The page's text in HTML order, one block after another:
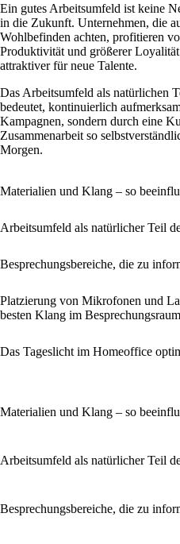
Ein gutes Arbeitsumfeld ist keine
in die Zukunft. Unternehmen, die
Wohlbefinden achten, profitieren
Produktivität und größerer
attraktiver für neue Talente.
Das Arbeitsumfeld als natürlichen
bedeutet, kontinuierlich
Kampagnen, sondern durch eine
Zusammenarbeit so
Morgen.
Materialien und Klang – so
Arbeitsumfeld als natürlicher Teil
Besprechungsbereiche, die zu
Platzierung von Mikrofonen und
besten Klang im Besprechungsraum
Das Tageslicht im Homeoffice
Materialien und Klang – so
Arbeitsumfeld als natürlicher Teil
Besprechungsbereiche, die zu